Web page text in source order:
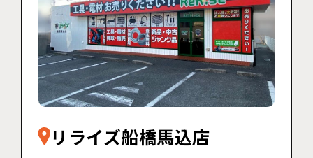
リライズ船橋馬込店